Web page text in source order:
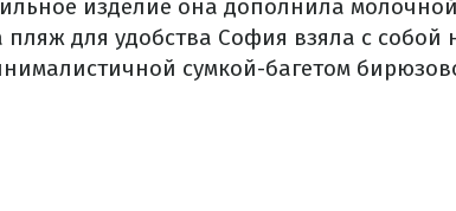
изделие она дополнила
пляж для удобства София взяла с
сумкой-багетом